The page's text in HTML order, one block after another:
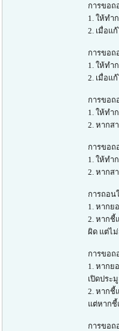
การขอถ
1. ให้ทำ
2. เมื่อแ
การขอถ
1. ให้ทำ
2. เมื่อแ
การขอถ
1. ให้ทำ
2. หากส
การขอถ
1. ให้ทำ
2. หากส
การถอน
1. หากย
2. หากชี้
ผิด แต่ไ
การขอถ
1. หากย
เปิดประ
2. หากชี้
แต่หากชี้
การขอถ